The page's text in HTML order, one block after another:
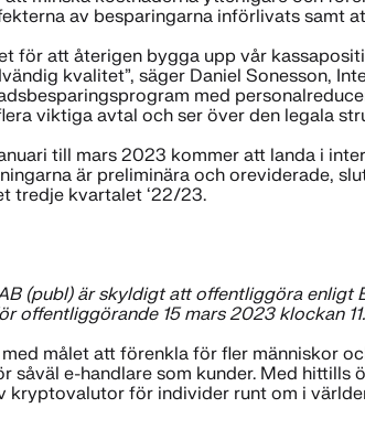
av besparingarna införlivats samt
för att återigen bygga upp vår
kvalitet”, säger Daniel Sonesson,
med
viktiga avtal och ser över den legala
till mars 2023 kommer att landa i
är preliminära och oreviderade,
tredje kvartalet ‘22/23.
(publ) är skyldigt att offentliggöra enligt
offentliggörande 15 mars 2023 klockan
målet att förenkla för fler människor
e-handlare som kunder. Med
för individer runt om i